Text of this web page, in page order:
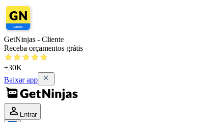
GetNinjas - Cliente
Receba orçamentos grátis
+30K
Baixar app
Entrar